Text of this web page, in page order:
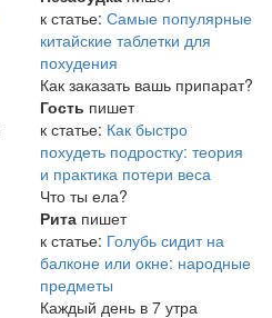
к статье: Самые популярные
китайские таблетки для
похудения
Как заказать вашь припарат?
Гость пишет
к статье: Как быстро
похудеть подростку: теория
и практика потери веса
Что ты ела?
Рита пишет
к статье: Голубь сидит на
балконе или окне: народные
предметы
Каждый день в 7 утра